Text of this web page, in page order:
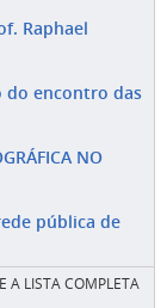
Raphael
do encontro das
NO
pública de
A LISTA COMPLETA